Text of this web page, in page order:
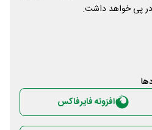
در پی خواهد داشت.
افزونه فایرفاکس